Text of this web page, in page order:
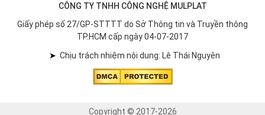
CÔNG TY TNHH CÔNG NGHỆ MULPLAT
Giấy phép số 27/GP-STTTT do Sở Thông tin và Truyền thông
TP.HCM cấp ngày 04-07-2017
➤ Chịu trách nhiệm nội dung: Lê Thái Nguyên
Copyright © 2017-2026